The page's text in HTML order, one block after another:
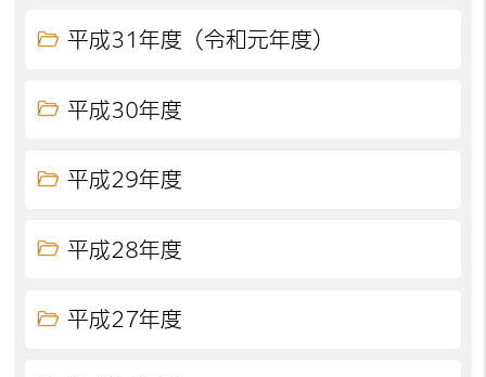
平成31年度（令和元年度）
平成30年度
平成29年度
平成28年度
平成27年度